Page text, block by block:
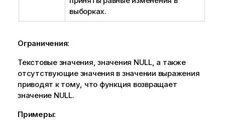
выборках.
Ограничения:
Текстовые значения, значения NULL, а также
отсутствующие значения в значении выражения
приводят к тому, что функция возвращает
значение NULL.
Примеры: